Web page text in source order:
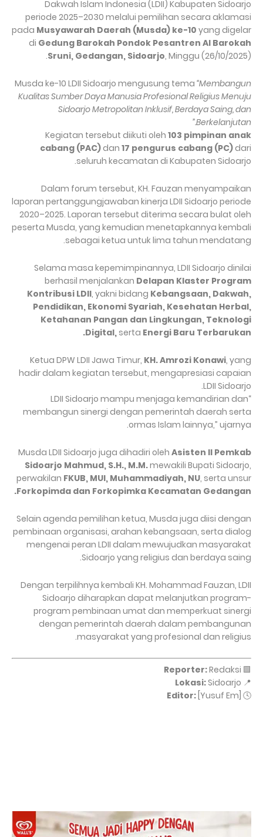
Dakwah Islam Indonesia (LDII) Kabupaten Sidoarjo
periode 2025–2030 melalui pemilihan secara aklamasi
pada Musyawarah Daerah (Musda) ke-10 yang digelar
di Gedung Barokah Pondok Pesantren Al Barokah
Sruni, Gedangan, Sidoarjo, Minggu (26/10/2025).
Musda ke-10 LDII Sidoarjo mengusung tema “Membangun
Kualitas Sumber Daya Manusia Profesional Religius Menuju
Sidoarjo Metropolitan Inklusif, Berdaya Saing, dan
Berkelanjutan.”
Kegiatan tersebut diikuti oleh 103 pimpinan anak
cabang (PAC)dan 17 pengurus cabang (PC)dari
seluruh kecamatan di Kabupaten Sidoarjo.
Dalam forum tersebut, KH. Fauzan menyampaikan
laporan pertanggungjawaban kinerja LDII Sidoarjo periode
2020–2025. Laporan tersebut diterima secara bulat oleh
peserta Musda, yang kemudian menetapkannya kembali
sebagai ketua untuk lima tahun mendatang.
Selama masa kepemimpinannya, LDII Sidoarjo dinilai
berhasil menjalankan Delapan Klaster Program
Kontribusi LDII, yakni bidang Kebangsaan, Dakwah,
Pendidikan, Ekonomi Syariah, Kesehatan Herbal,
Ketahanan Pangan dan Lingkungan, Teknologi
Digital, serta Energi Baru Terbarukan.
Ketua DPW LDII Jawa Timur, KH. Amrozi Konawi, yang
hadir dalam kegiatan tersebut, mengapresiasi capaian
LDII Sidoarjo.
“LDII Sidoarjo mampu menjaga kemandirian dan
membangun sinergi dengan pemerintah daerah serta
ormas Islam lainnya,” ujarnya.
Musda LDII Sidoarjo juga dihadiri oleh Asisten II Pemkab
Sidoarjo Mahmud, S.H., M.M.mewakili Bupati Sidoarjo,
perwakilan FKUB, MUI, Muhammadiyah, NU, serta unsur
Forkopimda dan Forkopimka Kecamatan Gedangan.
Selain agenda pemilihan ketua, Musda juga diisi dengan
pembinaan organisasi, arahan kebangsaan, serta dialog
mengenai peran LDII dalam mewujudkan masyarakat
Sidoarjo yang religius dan berdaya saing.
Dengan terpilihnya kembali KH. Mohammad Fauzan, LDII
Sidoarjo diharapkan dapat melanjutkan program-
program pembinaan umat dan memperkuat sinergi
dengan pemerintah daerah dalam pembangunan
masyarakat yang profesional dan religius.
🟩
Reporter:Redaksi
📍
Lokasi:Sidoarjo
🕓
Editor: [Yusuf Em]